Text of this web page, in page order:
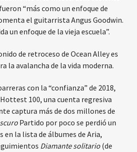
“más como un enfoque de
el guitarrista Angus Goodwin.
un enfoque de la vieja escuela”.
de retroceso de Ocean Alley es
la avalancha de la vida moderna.
con la “confianza” de 2018,
100, una cuenta regresiva
captura más de dos millones de
Partido por poco se perdió un
en la lista de álbumes de Aria,
Diamante solitario (de